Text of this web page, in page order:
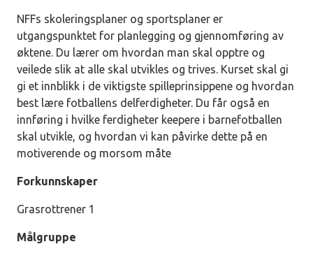
NFFs skoleringsplaner og sportsplaner er
utgangspunktet for planlegging og gjennomføring av
øktene. Du lærer om hvordan man skal opptre og
veilede slik at alle skal utvikles og trives. Kurset skal gi
gi et innblikk i de viktigste spilleprinsippene og hvordan
best lære fotballens delferdigheter. Du får også en
innføring i hvilke ferdigheter keepere i barnefotballen
skal utvikle, og hvordan vi kan påvirke dette på en
motiverende og morsom måte
Forkunnskaper
Grasrottrener 1
Målgruppe